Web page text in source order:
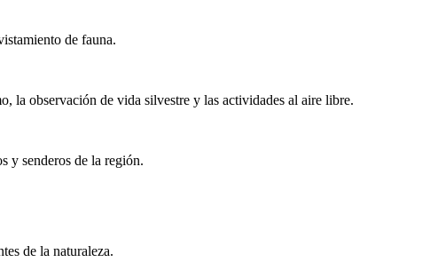
de fauna.
la observación de vida silvestre y las actividades al aire libre.
y senderos de la región.
de la naturaleza.